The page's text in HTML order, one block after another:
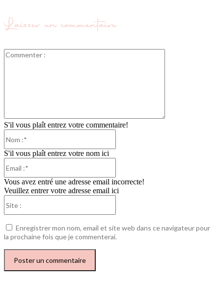
Laisser un commentaire
S'il vous plaît entrez votre commentaire!
S'il vous plaît entrez votre nom ici
Vous avez entré une adresse email incorrecte!
Veuillez entrer votre adresse email ici
Enregistrer mon nom, email et site web dans ce navigateur pour
la prochaine fois que je commenterai.